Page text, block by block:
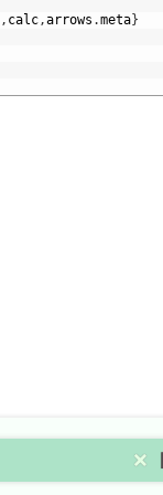
, calc ,arrows .meta}